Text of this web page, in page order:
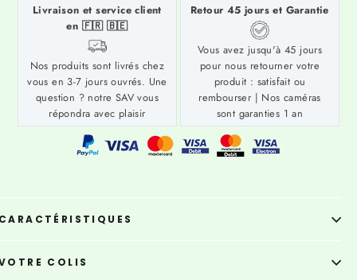
Livraison et service client
en 🇫🇷 🇧🇪
Nos produits sont livrés chez
vous en 3-7 jours ouvrés. Une
question ? notre SAV vous
répondra avec plaisir
Retour 45 jours et Garantie
Vous avez jusqu'à 45 jours
pour nous retourner votre
produit : satisfait ou
rembourser | Nos caméras
sont garanties 1 an
COLIS